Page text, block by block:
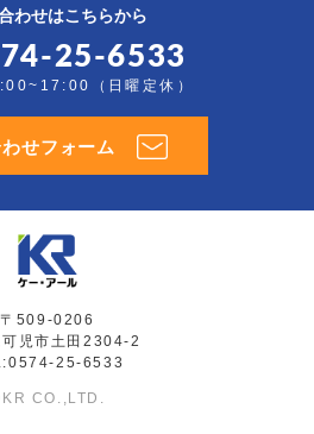
わせはこちらから
25-6533
（日曜定休）
せフォーム
〒509-0206
可児市土田2304-2
25-6533
CO.,LTD.